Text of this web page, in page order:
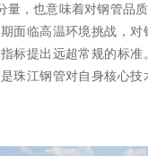
量，也意味着对钢管品
面临高温环境挑战，对
标提出远超常规的标准
珠江钢管对自身核心技